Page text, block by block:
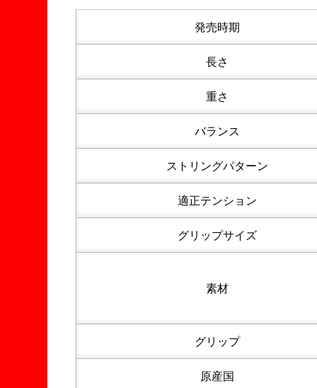
発売時期
長さ
重さ
バランス
ストリングパターン
適正テンション
グリップサイズ
素材
グリップ
原産国